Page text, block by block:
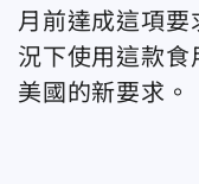
月前達成這項
況下使用這款食
美國的新要求。